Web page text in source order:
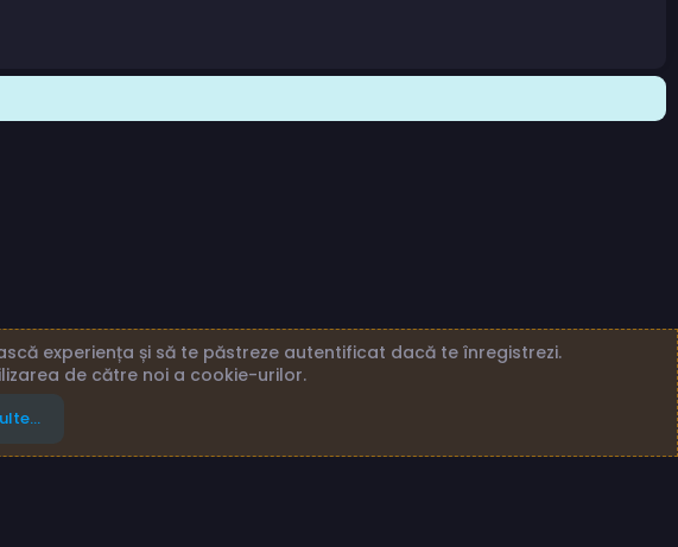
Acasă
experiența și să te păstreze autentificat dacă te înregistrezi.
de către noi a cookie-urilor.